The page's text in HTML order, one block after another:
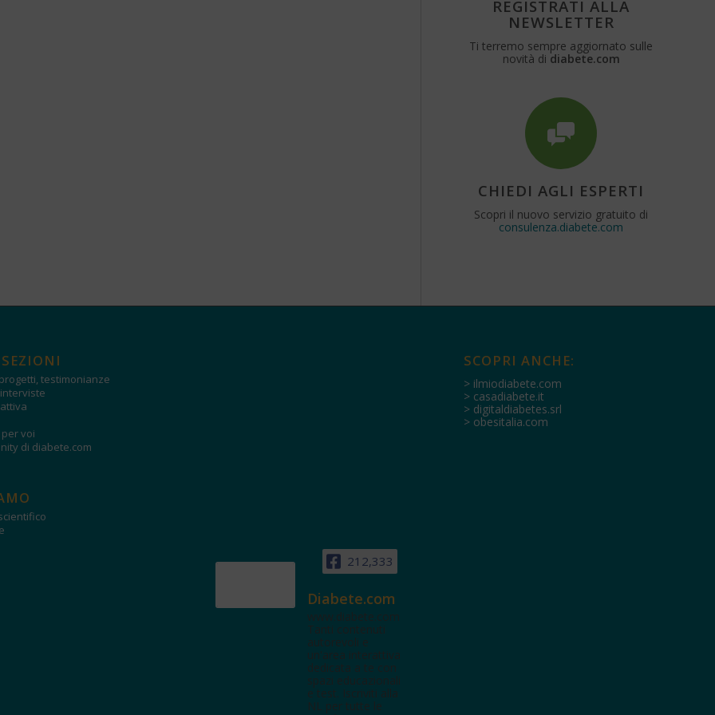
REGISTRATI ALLA
NEWSLETTER
Ti terremo sempre aggiornato sulle
novità di diabete.com
CHIEDI AGLI ESPERTI
Scopri il nuovo servizio gratuito di
consulenza.diabete.com
testimonianze
voi
di diabete.com
212,333
Diabete.com
www.diabete.com
Tanti contenuti
autorevoli e
un'area interattiva
dedicata a te con
spazi educazionali
e test. Iscriviti alla
NL per tutte le
SCOPRI ANCHE:
> ilmiodiabete.com
> casadiabete.it
> digitaldiabetes.srl
> obesitalia.com